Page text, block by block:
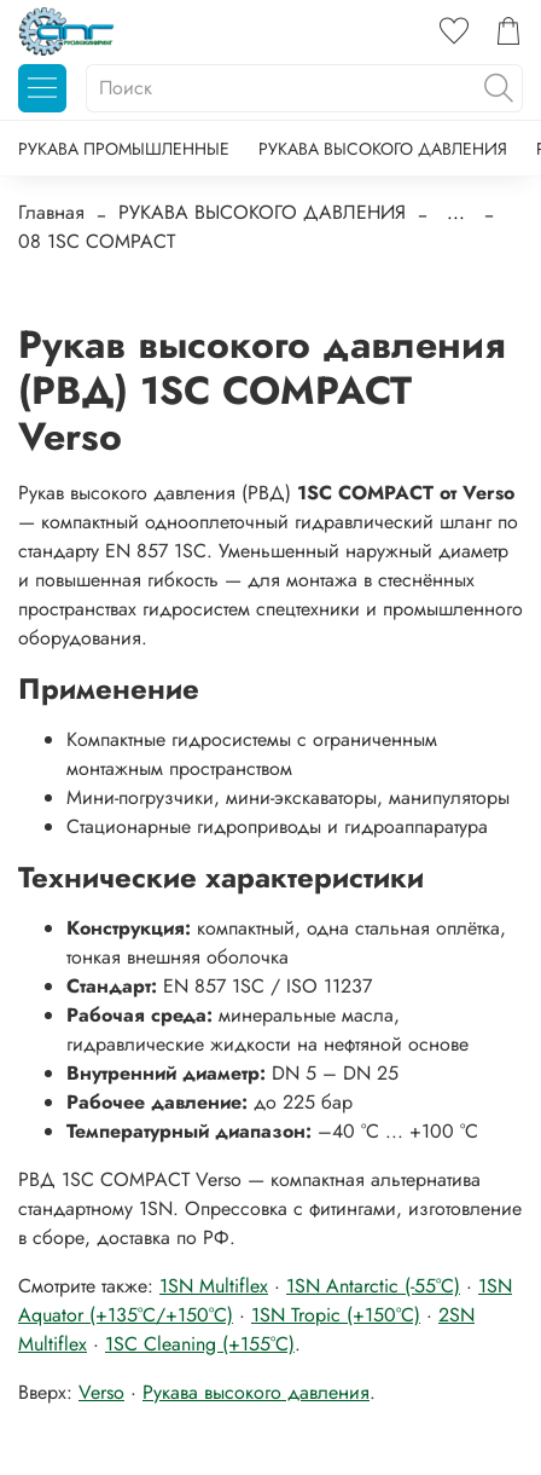
РУКАВА ПРОМЫШЛЕННЫЕ РУКАВА ВЫСОКОГО ДАВЛЕНИЯ
Главная РУКАВА ВЫСОКОГО ДАВЛЕНИЯ
...
08 1SC COMPACT
Рукав высокого давления
(РВД) 1SC COMPACT
Verso
Рукав высокого давления (РВД) 1SC COMPACT от Verso
— компактный однооплеточный гидравлический шланг по
стандарту EN 857 1SC. Уменьшенный наружный диаметр
и повышенная гибкость — для монтажа в стеснённых
пространствах гидросистем спецтехники и промышленного
оборудования.
Применение
Компактные гидросистемы с ограниченным
монтажным пространством
Мини-погрузчики, мини-экскаваторы, манипуляторы
Стационарные гидроприводы и гидроаппаратура
Технические характеристики
Конструкция: компактный, одна стальная оплётка,
тонкая внешняя оболочка
Стандарт: EN 857 1SC / ISO 11237
Рабочая среда: минеральные масла,
гидравлические жидкости на нефтяной основе
Внутренний диаметр: DN 5 – DN 25
Рабочее давление: до 225 бар
Температурный диапазон: –40 °C ... +100 °C
РВД 1SC COMPACT Verso — компактная альтернатива
стандартному 1SN. Опрессовка с фитингами, изготовление
в сборе, доставка по РФ.
Смотрите также: 1SN Multiflex · 1SN Antarctic (-55°C) · 1SN
Aquator (+135°C/+150°C) · 1SN Tropic (+150°C) · 2SN
Multiflex · 1SC Cleaning (+155°C).
Вверх: Verso · Рукава высокого давления.